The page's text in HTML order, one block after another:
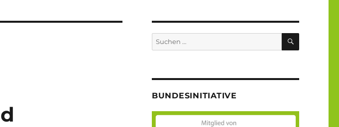
Suche
nach:
SUCHEN
BUNDESINITIATIVE